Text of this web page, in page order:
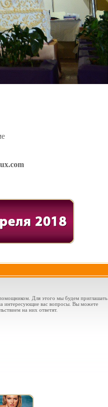
Для этого мы будем приглашать
интересующие вас вопросы. Вы можете
на них ответят.